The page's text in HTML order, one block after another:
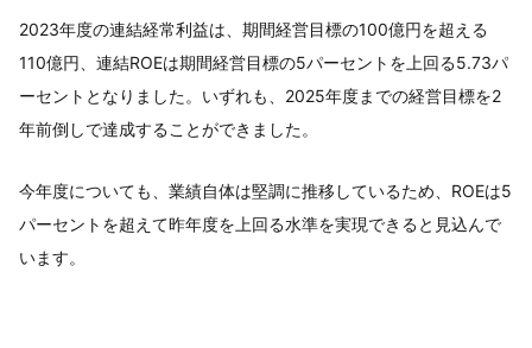
2023年度の連結経常利益は、期間経営目標の100億円を超える
110億円、連結ROEは期間経営目標の5パーセントを上回る5.73パ
ーセントとなりました。いずれも、2025年度までの経営目標を2
年前倒しで達成することができました。
今年度についても、業績自体は堅調に推移しているため、ROEは5
パーセントを超えて昨年度を上回る水準を実現できると見込んで
います。